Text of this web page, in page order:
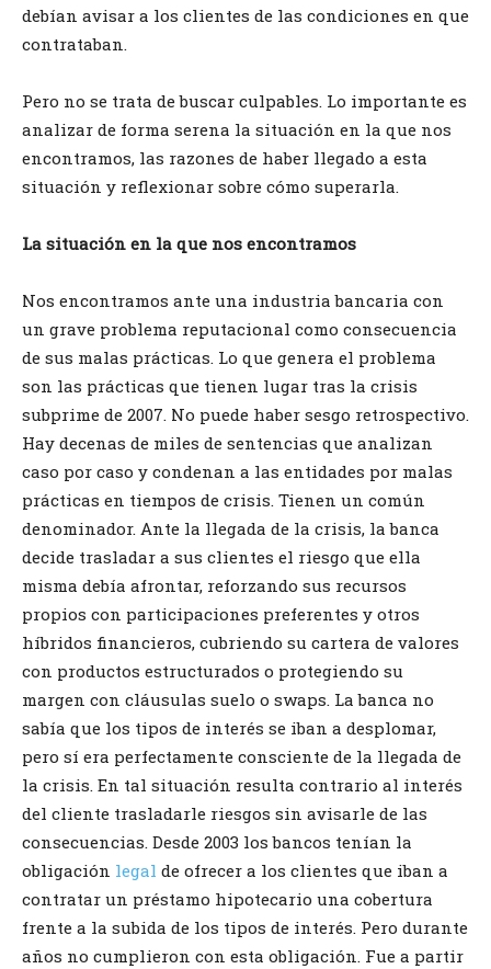
debían avisar a los clientes de las condiciones en que
contrataban.
Pero no se trata de buscar culpables. Lo importante es
analizar de forma serena la situación en la que nos
encontramos, las razones de haber llegado a esta
situación y reflexionar sobre cómo superarla.
La situación en la que nos encontramos
Nos encontramos ante una industria bancaria con
un grave problema reputacional como consecuencia
de sus malas prácticas. Lo que genera el problema
son las prácticas que tienen lugar tras la crisis
subprime de 2007. No puede haber sesgo retrospectivo.
Hay decenas de miles de sentencias que analizan
caso por caso y condenan a las entidades por malas
prácticas en tiempos de crisis. Tienen un común
denominador. Ante la llegada de la crisis, la banca
decide trasladar a sus clientes el riesgo que ella
misma debía afrontar, reforzando sus recursos
propios con participaciones preferentes y otros
híbridos financieros, cubriendo su cartera de valores
con productos estructurados o protegiendo su
margen con cláusulas suelo o swaps. La banca no
sabía que los tipos de interés se iban a desplomar,
pero sí era perfectamente consciente de la llegada de
la crisis. En tal situación resulta contrario al interés
del cliente trasladarle riesgos sin avisarle de las
consecuencias. Desde 2003 los bancos tenían la
obligación legal de ofrecer a los clientes que iban a
contratar un préstamo hipotecario una cobertura
frente a la subida de los tipos de interés. Pero durante
años no cumplieron con esta obligación. Fue a partir